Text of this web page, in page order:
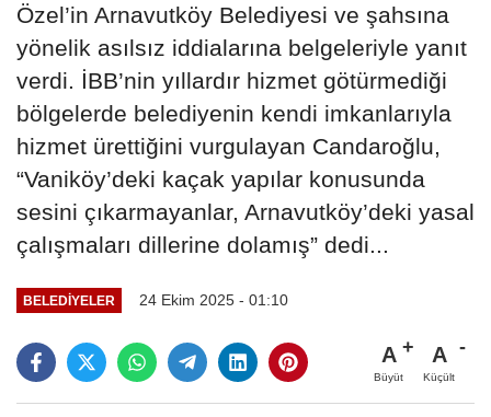
Özel’in Arnavutköy Belediyesi ve şahsına
yönelik asılsız iddialarına belgeleriyle yanıt
verdi. İBB’nin yıllardır hizmet götürmediği
bölgelerde belediyenin kendi imkanlarıyla
hizmet ürettiğini vurgulayan Candaroğlu,
“Vaniköy’deki kaçak yapılar konusunda
sesini çıkarmayanlar, Arnavutköy’deki yasal
çalışmaları dillerine dolamış” dedi...
BELEDİYELER 24 Ekim 2025 - 01:10
A
Büyüt
A
Küçült